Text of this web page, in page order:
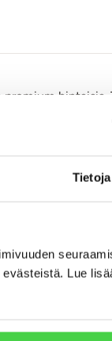
Tietoja
Lue
tarkistaa